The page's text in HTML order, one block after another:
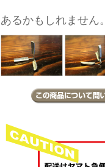
あるかもしれません